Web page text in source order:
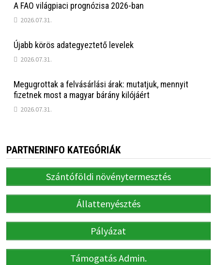
A FAO világpiaci prognózisa 2026-ban
2026.07.31.
Újabb körös adategyeztető levelek
2026.07.31.
Megugrottak a felvásárlási árak: mutatjuk, mennyit
fizetnek most a magyar bárány kilójáért
2026.07.31.
PARTNERINFO KATEGÓRIÁK
Szántóföldi növénytermesztés
Állattenyésztés
Pályázat
Támogatás Admin.